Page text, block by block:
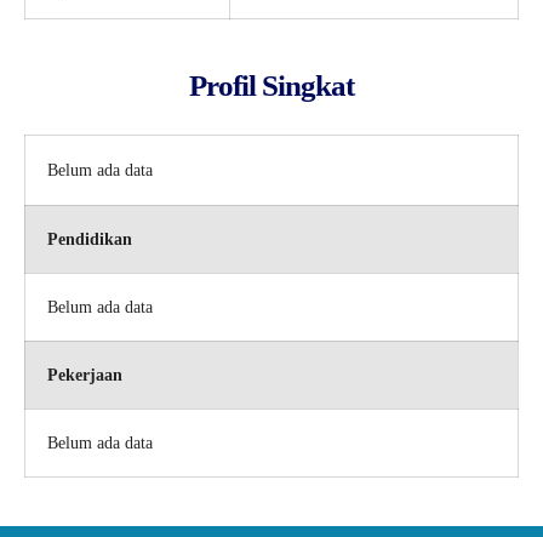
Profil Singkat
Belum ada data
Pendidikan
Belum ada data
Pekerjaan
Belum ada data